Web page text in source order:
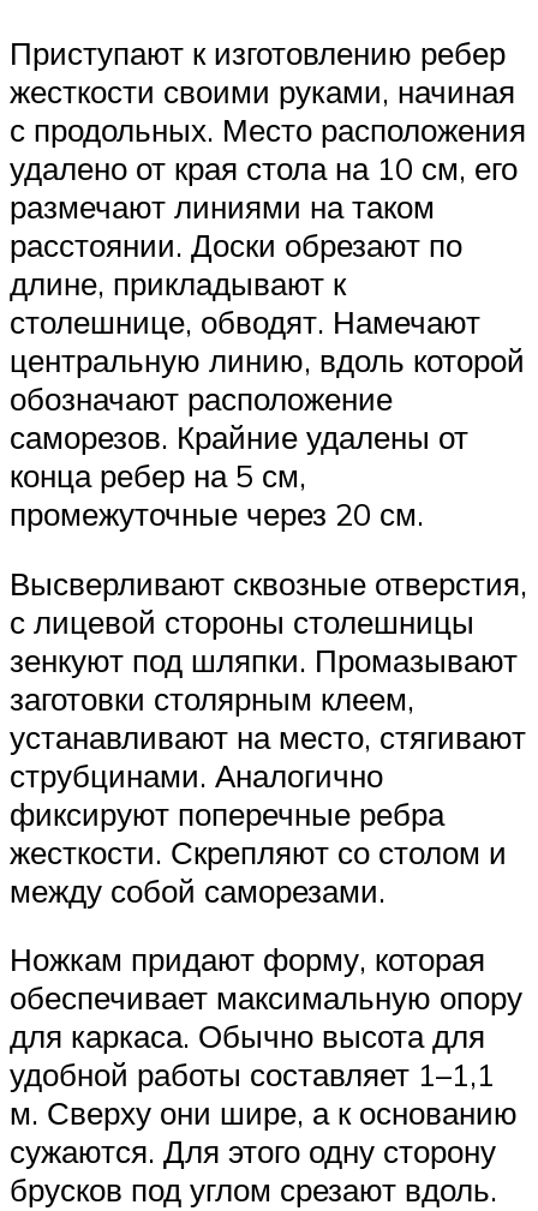
Приступают к изготовлению ребер
жесткости своими руками, начиная
с продольных. Место расположения
удалено от края стола на 10 см, его
размечают линиями на таком
расстоянии. Доски обрезают по
длине, прикладывают к
столешнице, обводят. Намечают
центральную линию, вдоль которой
обозначают расположение
саморезов. Крайние удалены от
конца ребер на 5 см,
промежуточные через 20 см.
Высверливают сквозные отверстия,
с лицевой стороны столешницы
зенкуют под шляпки. Промазывают
заготовки столярным клеем,
устанавливают на место, стягивают
струбцинами. Аналогично
фиксируют поперечные ребра
жесткости. Скрепляют со столом и
между собой саморезами.
Ножкам придают форму, которая
обеспечивает максимальную опору
для каркаса. Обычно высота для
удобной работы составляет 1–1,1
м. Сверху они шире, а к основанию
сужаются. Для этого одну сторону
брусков под углом срезают вдоль.